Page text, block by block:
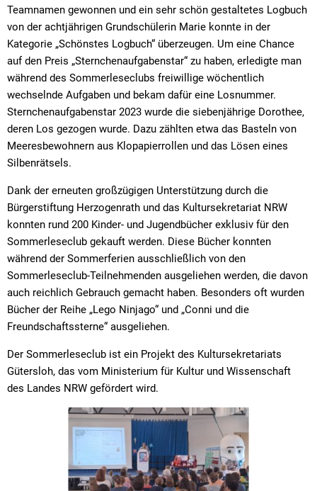
Teamnamen gewonnen und ein sehr schön gestaltetes Logbuch
von der achtjährigen Grundschülerin Marie konnte in der
Kategorie „Schönstes Logbuch“ überzeugen. Um eine Chance
auf den Preis „Sternchenaufgabenstar“ zu haben, erledigte man
während des Sommerleseclubs freiwillige wöchentlich
wechselnde Aufgaben und bekam dafür eine Losnummer.
Sternchenaufgabenstar 2023 wurde die siebenjährige Dorothee,
deren Los gezogen wurde. Dazu zählten etwa das Basteln von
Meeresbewohnern aus Klopapierrollen und das Lösen eines
Silbenrätsels.
Dank der erneuten großzügigen Unterstützung durch die
Bürgerstiftung Herzogenrath und das Kultursekretariat NRW
konnten rund 200 Kinder- und Jugendbücher exklusiv für den
Sommerleseclub gekauft werden. Diese Bücher konnten
während der Sommerferien ausschließlich von den
Sommerleseclub-Teilnehmenden ausgeliehen werden, die davon
auch reichlich Gebrauch gemacht haben. Besonders oft wurden
Bücher der Reihe „Lego Ninjago“ und „Conni und die
Freundschaftssterne“ ausgeliehen.
Der Sommerleseclub ist ein Projekt des Kultursekretariats
Gütersloh, das vom Ministerium für Kultur und Wissenschaft
des Landes NRW gefördert wird.